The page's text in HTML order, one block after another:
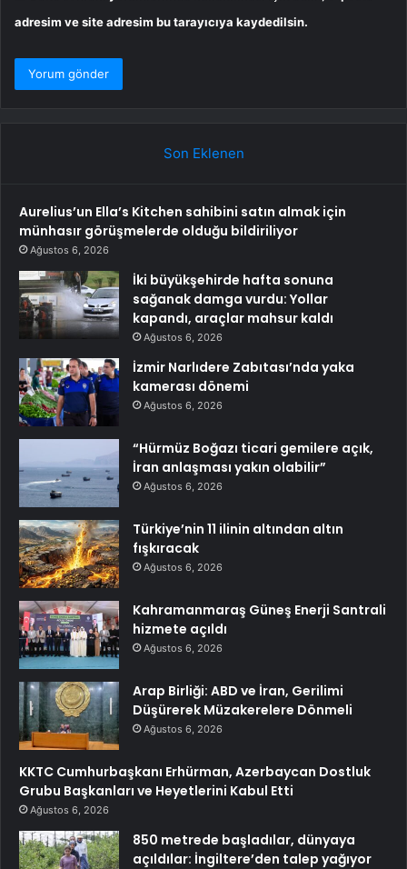
adresim ve site adresim bu tarayıcıya kaydedilsin.
Son Eklenen
Aurelius’un Ella’s Kitchen sahibini satın almak için
münhasır görüşmelerde olduğu bildiriliyor
Ağustos 6, 2026
İki büyükşehirde hafta sonuna
sağanak damga vurdu: Yollar
kapandı, araçlar mahsur kaldı
Ağustos 6, 2026
İzmir Narlıdere Zabıtası’nda yaka
kamerası dönemi
Ağustos 6, 2026
“Hürmüz Boğazı ticari gemilere açık,
İran anlaşması yakın olabilir”
Ağustos 6, 2026
Türkiye’nin 11 ilinin altından altın
fışkıracak
Ağustos 6, 2026
Kahramanmaraş Güneş Enerji Santrali
hizmete açıldı
Ağustos 6, 2026
Arap Birliği: ABD ve İran, Gerilimi
Düşürerek Müzakerelere Dönmeli
Ağustos 6, 2026
KKTC Cumhurbaşkanı Erhürman, Azerbaycan Dostluk
Grubu Başkanları ve Heyetlerini Kabul Etti
Ağustos 6, 2026
850 metrede başladılar, dünyaya
açıldılar: İngiltere’den talep yağıyor